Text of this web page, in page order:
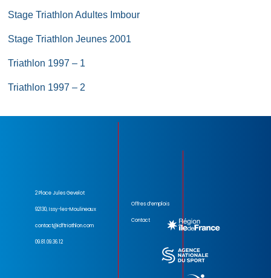
Stage Triathlon Adultes Imbour
Stage Triathlon Jeunes 2001
Triathlon 1997 – 1
Triathlon 1997 – 2
2 Place Jules Gevelot
92130, Issy-les-Moulineaux
contact@idftriathlon.com
09.81.09.36.12
Offres d’emplois
Contact